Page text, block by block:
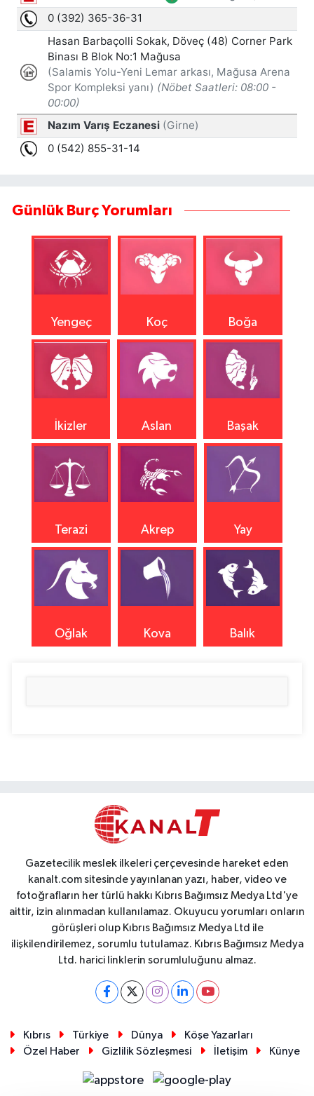
Günlük Burç Yorumları
Yengeç Koç Boğa
İkizler Aslan Başak
Terazi Akrep Yay
Oğlak Kova Balık
Gazetecilik meslek ilkeleri çerçevesinde hareket eden
kanalt.com sitesinde yayınlanan yazı, haber, video ve
fotoğrafların her türlü hakkı Kıbrıs Bağımsız Medya Ltd'ye
aittir, izin alınmadan kullanılamaz. Okuyucu yorumları onların
görüşleri olup Kıbrıs Bağımsız Medya Ltd ile
ilişkilendirilemez, sorumlu tutulamaz. Kıbrıs Bağımsız Medya
Ltd. harici linklerin sorumluluğunu almaz.
Kıbrıs Türkiye Dünya
Köşe Yazarları
Özel Haber
Gizlilik Sözleşmesi İletişim Künye